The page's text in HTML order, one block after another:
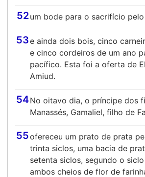
52um bode para o sacrifício
53e ainda dois bois, cinco
e cinco cordeiros de um ano
pacífico. Esta foi a oferta de
Amiud.
54No oitavo dia, o príncipe dos
Manassés, Gamaliel, filho de
55ofereceu um prato de prata
trinta siclos, uma bacia de
setenta siclos, segundo o
ambos cheios de flor de